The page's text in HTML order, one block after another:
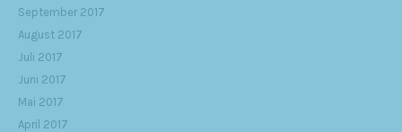
September 2017
August 2017
Juli 2017
Juni 2017
Mai 2017
April 2017